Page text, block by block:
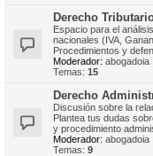
Derecho
Espacio para el
nacionales (IVA,
Procedimientos y
Moderador: abogadoia
Temas: 15
Derecho
Discusión sobre la
Plantea tus dudas
y procedimiento
Moderador: abogadoia
Temas: 9